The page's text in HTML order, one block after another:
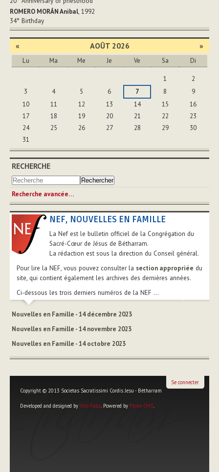
ROMERO MORÁN Anibal, 1992
34° Birthday
« AOÛT 2026 »
Lu Ma Me Je Ve Sa Di
1
2
3
4 5 6 7 8
9
10
11 12 13 14 15
16
17
18 19 20 21 22
23
24
25 26 27 28 29
30
31
RECHERCHE
Recherche avancée…
NEF, NOUVELLES EN FAMILLE
La Nef est le bulletin officiel de la Congrégation du
Sacré-Cœur de Jésus de Bétharram.
La rédaction est sous la direction du Conseil général.
Pour lire la NEF, vous pouvez consulter la section appropriée du
site, qui contient également les archives des dernières années.
Ci-dessous les trois derniers numéros de la NEF ...
Nouvelles en Famille - 14 décembre 2023
Nouvelles en Famille - 14 novembre 2023
Nouvelles en Famille - 14 octobre 2023
Copyright © 2013 Societas Sacratissimi Cordis Jesu - Bétharram
Developed and designed by Vito Falco. Powered by Plone CMS.
Se connecter